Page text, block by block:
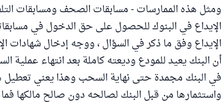
ومثل هذه الممارسات - مسابقات الصحف ومسابقات
الإيداع في البنوك للحصول على حق الدخول في
الإيداع وفق ما ذكر في السؤال ، ووجه إدخال شهادات
أن البنك يعيد للمودع وديعته كاملة بعد انتهاء
في البنك مجمدة حتى نهاية السحب وهذا يعني تعطيل
واستثمارها من قبل البنك لصالحه دون صالح مالكها